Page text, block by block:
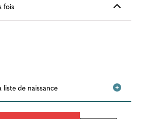
fois
de naissance